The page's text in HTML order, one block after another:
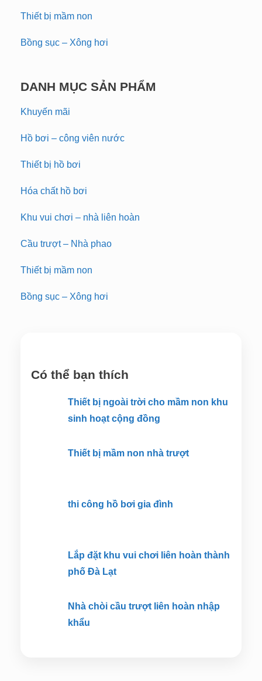
Thiết bị mầm non
Bồng sục – Xông hơi
DANH MỤC SẢN PHẨM
Khuyến mãi
Hồ bơi – công viên nước
Thiết bị hồ bơi
Hóa chất hồ bơi
Khu vui chơi – nhà liên hoàn
Cầu trượt – Nhà phao
Thiết bị mầm non
Bồng sục – Xông hơi
Có thể bạn thích
Thiết bị ngoài trời cho mầm non khu
sinh hoạt cộng đồng
Thiết bị mầm non nhà trượt
thi công hồ bơi gia đình
Lắp đặt khu vui chơi liên hoàn thành
phố Đà Lạt
Nhà chòi cầu trượt liên hoàn nhập
khẩu